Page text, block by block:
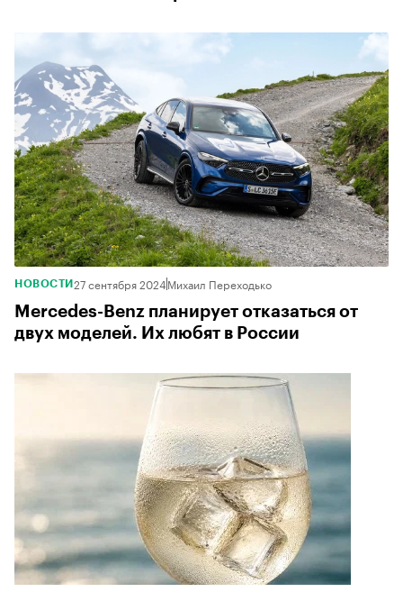
НОВОСТИ 27 сентября 2024Михаил Переходько
Mercedes-Benz планирует отказаться от
двух моделей. Их любят в России